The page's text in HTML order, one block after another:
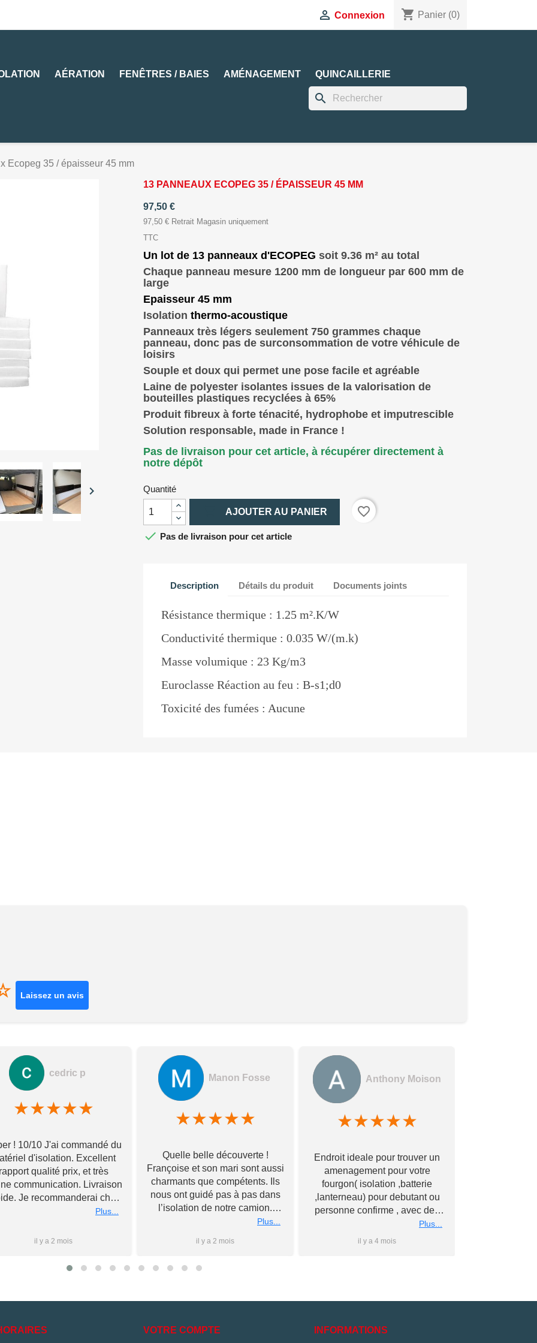
 Connexion shopping_cart Panier (0)
AÉRATION FENÊTRES / BAIES AMÉNAGEMENT QUINCAILLERIE
search
Ecopeg 35 / épaisseur 45 mm

13 PANNEAUX ECOPEG 35 / ÉPAISSEUR 45 MM
97,50 €
97,50 € Retrait Magasin uniquement
TTC
Un lot de 13 panneaux d'ECOPEG soit 9.36 m² au total
Chaque panneau mesure 1200 mm de longueur par 600 mm de
large
Epaisseur 45 mm
Isolation thermo-acoustique
Panneaux très légers seulement 750 grammes chaque
panneau, donc pas de surconsommation de votre véhicule de
loisirs
Souple et doux qui permet une pose facile et agréable
Laine de polyester isolantes issues de la valorisation de
bouteilles plastiques recyclées à 65%
Produit fibreux à forte ténacité, hydrophobe et imputrescible
Solution responsable, made in France !
Pas de livraison pour cet article, à récupérer directement à
notre dépôt
Quantité
AJOUTER AU PANIER
favorite_border
 Pas de livraison pour cet article
Description Détails du produit Documents joints
Résistance thermique : 1.25 m².K/W
Conductivité thermique : 0.035 W/(m.k)
Masse volumique : 23 Kg/m3
Euroclasse Réaction au feu : B-s1;d0
Toxicité des fumées : Aucune
Laissez un avis
cedric p
★★★★★
! 10/10 J'ai commandé du
d'isolation. Excellent
qualité prix, et très
communication. Livraison
Je recommanderai chez
Toupourvan ! Merci bcpPlus...
il y a 2 mois
Manon Fosse
★★★★★
Quelle belle découverte !
Françoise et son mari sont aussi
charmants que compétents. Ils
nous ont guidé pas à pas dans
l’isolation de notre camion.
Souriants et à l’écoute, ils nous
conseils et n’ont pas hésité à
magasin pour nous conseiller
nous forcer la main sur de
poursuivrons l’aventure de
Plus...
il y a 2 mois
Anthony Moison
★★★★★
Endroit ideale pour trouver un
amenagement pour votre
fourgon( isolation ,batterie
,lanterneau) pour debutant ou
personne confirme , avec des
conseils personnalise et prix
super competitif A recommander
Plus...
il y a 4 mois
VOTRE COMPTE INFORMATIONS